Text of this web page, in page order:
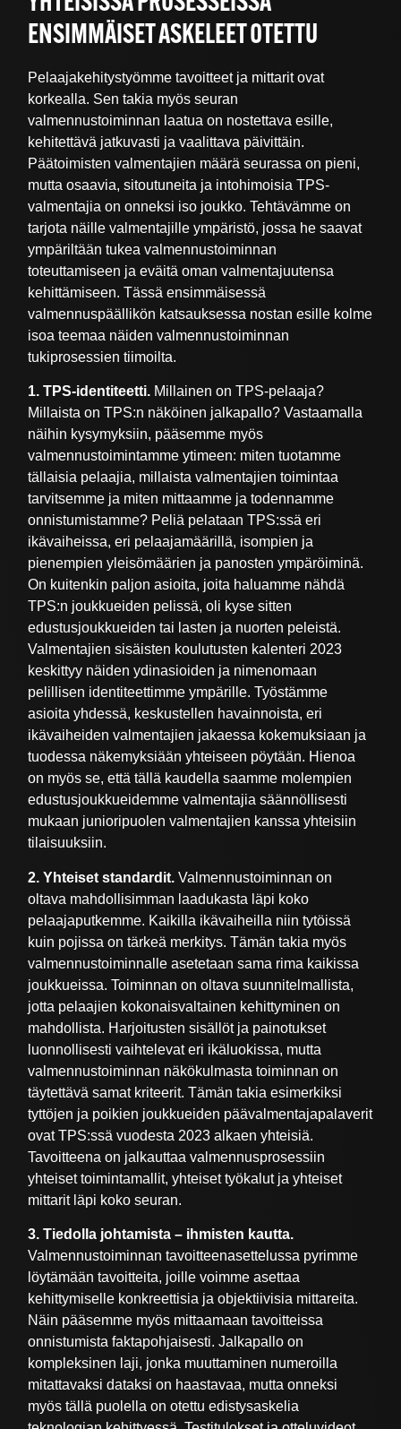
ENSIMMÄISET ASKELEET OTETTU
Pelaajakehitystyömme tavoitteet ja mittarit ovat
korkealla. Sen takia myös seuran
valmennustoiminnan laatua on nostettava esille,
kehitettävä jatkuvasti ja vaalittava päivittäin.
Päätoimisten valmentajien määrä seurassa on pieni,
mutta osaavia, sitoutuneita ja intohimoisia TPS-
valmentajia on onneksi iso joukko. Tehtävämme on
tarjota näille valmentajille ympäristö, jossa he saavat
ympäriltään tukea valmennustoiminnan
toteuttamiseen ja eväitä oman valmentajuutensa
kehittämiseen. Tässä ensimmäisessä
valmennuspäällikön katsauksessa nostan esille kolme
isoa teemaa näiden valmennustoiminnan
tukiprosessien tiimoilta.
1. TPS-identiteetti. Millainen on TPS-pelaaja?
Millaista on TPS:n näköinen jalkapallo? Vastaamalla
näihin kysymyksiin, pääsemme myös
valmennustoimintamme ytimeen: miten tuotamme
tällaisia pelaajia, millaista valmentajien toimintaa
tarvitsemme ja miten mittaamme ja todennamme
onnistumistamme? Peliä pelataan TPS:ssä eri
ikävaiheissa, eri pelaajamäärillä, isompien ja
pienempien yleisömäärien ja panosten ympäröiminä.
On kuitenkin paljon asioita, joita haluamme nähdä
TPS:n joukkueiden pelissä, oli kyse sitten
edustusjoukkueiden tai lasten ja nuorten peleistä.
Valmentajien sisäisten koulutusten kalenteri 2023
keskittyy näiden ydinasioiden ja nimenomaan
pelillisen identiteettimme ympärille. Työstämme
asioita yhdessä, keskustellen havainnoista, eri
ikävaiheiden valmentajien jakaessa kokemuksiaan ja
tuodessa näkemyksiään yhteiseen pöytään. Hienoa
on myös se, että tällä kaudella saamme molempien
edustusjoukkueidemme valmentajia säännöllisesti
mukaan junioripuolen valmentajien kanssa yhteisiin
tilaisuuksiin.
2. Yhteiset standardit. Valmennustoiminnan on
oltava mahdollisimman laadukasta läpi koko
pelaajaputkemme. Kaikilla ikävaiheilla niin tytöissä
kuin pojissa on tärkeä merkitys. Tämän takia myös
valmennustoiminnalle asetetaan sama rima kaikissa
joukkueissa. Toiminnan on oltava suunnitelmallista,
jotta pelaajien kokonaisvaltainen kehittyminen on
mahdollista. Harjoitusten sisällöt ja painotukset
luonnollisesti vaihtelevat eri ikäluokissa, mutta
valmennustoiminnan näkökulmasta toiminnan on
täytettävä samat kriteerit. Tämän takia esimerkiksi
tyttöjen ja poikien joukkueiden päävalmentajapalaverit
ovat TPS:ssä vuodesta 2023 alkaen yhteisiä.
Tavoitteena on jalkauttaa valmennusprosessiin
yhteiset toimintamallit, yhteiset työkalut ja yhteiset
mittarit läpi koko seuran.
3. Tiedolla johtamista – ihmisten kautta.
Valmennustoiminnan tavoitteenasettelussa pyrimme
löytämään tavoitteita, joille voimme asettaa
kehittymiselle konkreettisia ja objektiivisia mittareita.
Näin pääsemme myös mittaamaan tavoitteissa
onnistumista faktapohjaisesti. Jalkapallo on
kompleksinen laji, jonka muuttaminen numeroilla
mitattavaksi dataksi on haastavaa, mutta onneksi
myös tällä puolella on otettu edistysaskelia